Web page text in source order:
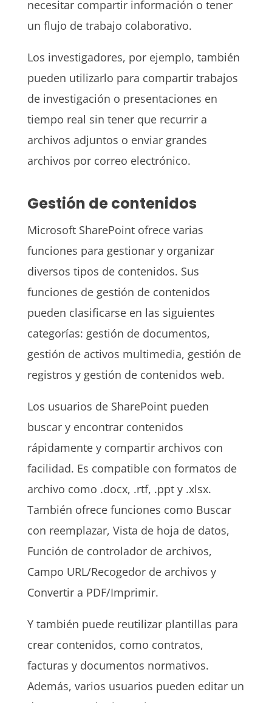
necesitar compartir información o tener
un flujo de trabajo colaborativo.
Los investigadores, por ejemplo, también
pueden utilizarlo para compartir trabajos
de investigación o presentaciones en
tiempo real sin tener que recurrir a
archivos adjuntos o enviar grandes
archivos por correo electrónico.
Gestión de contenidos
Microsoft SharePoint ofrece varias
funciones para gestionar y organizar
diversos tipos de contenidos. Sus
funciones de gestión de contenidos
pueden clasificarse en las siguientes
categorías: gestión de documentos,
gestión de activos multimedia, gestión de
registros y gestión de contenidos web.
Los usuarios de SharePoint pueden
buscar y encontrar contenidos
rápidamente y compartir archivos con
facilidad. Es compatible con formatos de
archivo como .docx, .rtf, .ppt y .xlsx.
También ofrece funciones como Buscar
con reemplazar, Vista de hoja de datos,
Función de controlador de archivos,
Campo URL/Recogedor de archivos y
Convertir a PDF/Imprimir.
Y también puede reutilizar plantillas para
crear contenidos, como contratos,
facturas y documentos normativos.
Además, varios usuarios pueden editar un